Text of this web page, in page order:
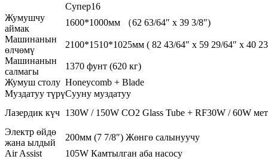
Супер16
Жумушчу
аймак
1600*1000мм （62 63/64″ x 39 3/8″)
Машинанын
өлчөмү
2100*1510*1025мм ( 82 43/64″ x 59 29/64″ x 40
Машинанын
салмагы
1370 фунт (620 кг)
Жумуш столу Honeycomb + Blade
Муздатуу түрүСууну муздатуу
Лазердик күч 130W / 150W CO2 Glass Tube + RF30W / 60W
Электр өйдө
жана ылдый
200мм (7 7/8″) Жөнгө салынуучу
Air Assist
105W Камтылган аба насосу